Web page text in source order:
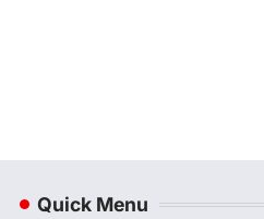
Quick Menu